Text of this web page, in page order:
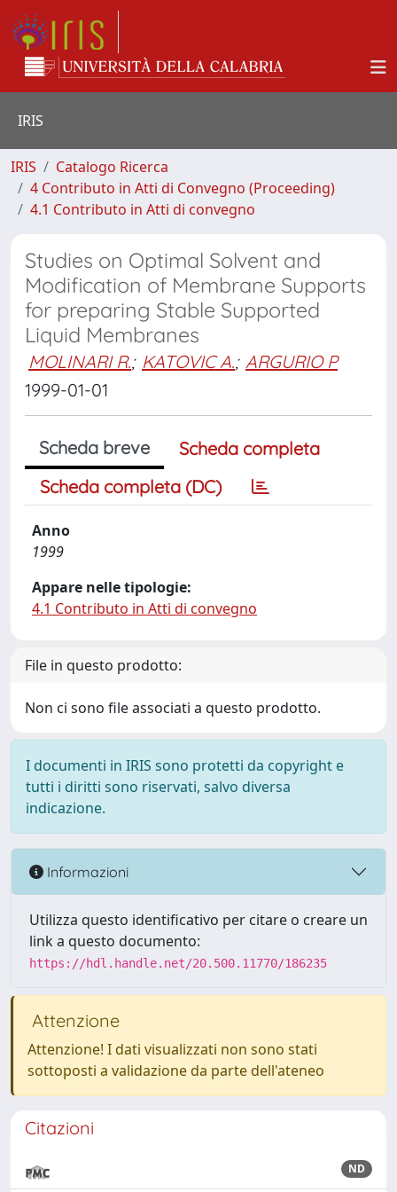
IRIS
IRIS
Catalogo Ricerca
4 Contributo in Atti di Convegno (Proceeding)
4.1 Contributo in Atti di convegno
Studies on Optimal Solvent and
Modification of Membrane Supports
for preparing Stable Supported
Liquid Membranes
MOLINARI R.; KATOVIC A.; ARGURIO P
1999-01-01
Scheda breve
Scheda completa
Scheda completa (DC)
Anno
1999
Appare nelle tipologie:
4.1 Contributo in Atti di convegno
File in questo prodotto:
Non ci sono file associati a questo prodotto.
I documenti in IRIS sono protetti da copyright e
tutti i diritti sono riservati, salvo diversa
indicazione.
Informazioni
Utilizza questo identificativo per citare o creare un
link a questo documento:
https://hdl.handle.net/20.500.11770/186235
Attenzione
Attenzione! I dati visualizzati non sono stati
sottoposti a validazione da parte dell'ateneo
Citazioni
ND